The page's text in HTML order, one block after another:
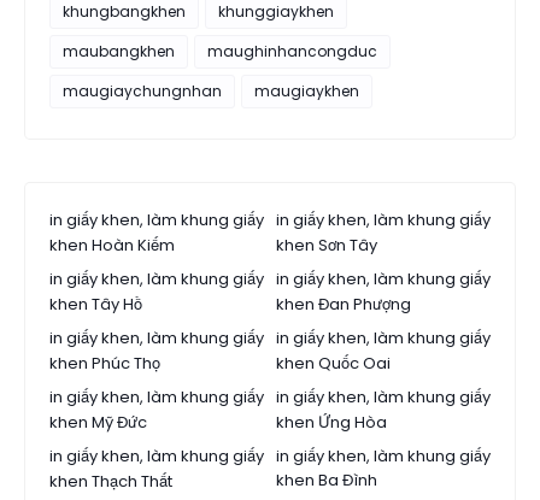
khungbangkhen
khunggiaykhen
maubangkhen
maughinhancongduc
maugiaychungnhan
maugiaykhen
in giấy khen, làm khung giấy
khen Hoàn Kiếm
in giấy khen, làm khung giấy
khen Sơn Tây
in giấy khen, làm khung giấy
khen Tây Hồ
in giấy khen, làm khung giấy
khen Đan Phượng
in giấy khen, làm khung giấy
khen Phúc Thọ
in giấy khen, làm khung giấy
khen Quốc Oai
in giấy khen, làm khung giấy
khen Mỹ Đức
in giấy khen, làm khung giấy
khen Ứng Hòa
in giấy khen, làm khung giấy
khen Thạch Thất
in giấy khen, làm khung giấy
khen Ba Đình